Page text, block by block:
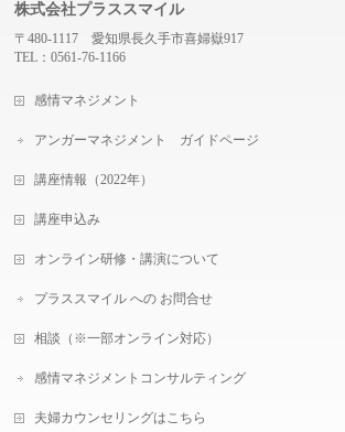
株式会社プラススマイル
〒480-1117 愛知県長久手市喜婦嶽917
TEL：0561-76-1166
感情マネジメント
アンガーマネジメント ガイドページ
講座情報（2022年）
講座申込み
オンライン研修・講演について
プラススマイル への お問合せ
相談（※一部オンライン対応）
感情マネジメントコンサルティング
夫婦カウンセリングはこちら